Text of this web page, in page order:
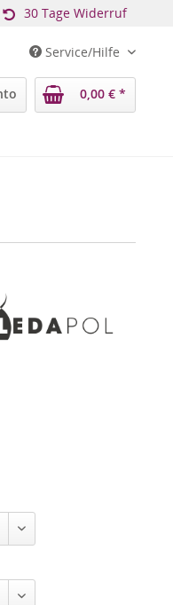
30 Tage Widerruf
Service/Hilfe
0,00 € *